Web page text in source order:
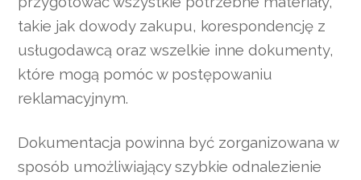
takie jak dowody zakupu, korespondencję z
usługodawcą oraz wszelkie inne dokumenty,
które mogą pomóc w postępowaniu
reklamacyjnym.
Dokumentacja powinna być zorganizowana w
sposób umożliwiający szybkie odnalezienie